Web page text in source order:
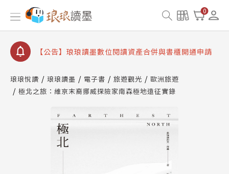
0
【公告】琅琅讀墨 3 分鐘完成書櫃開通與資產合併申
請圖文教學
【公告】琅琅書店服務升級重要說明及資產合併結果
【公告】琅琅讀墨數位閱讀資產合併與書櫃開通申請
琅琅悅讀 琅琅讀墨 電子書 旅遊觀光
歐洲旅遊
極北之旅：維京末裔挪威探險家南森極地遠征實錄